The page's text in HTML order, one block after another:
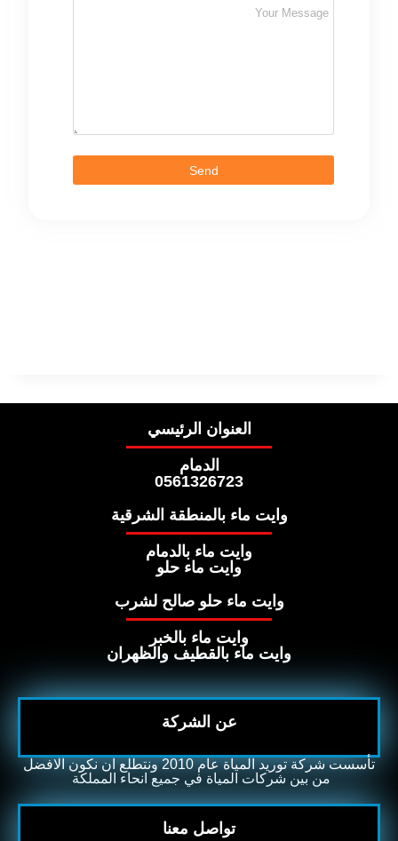
Send
العنوان الرئيسي
الدمام
0561326723
وايت ماء بالمنطقة الشرقية
وايت ماء بالدمام
وايت ماء حلو
وايت ماء حلو صالح لشرب
وايت ماء بالخبر
وايت ماء بالقطيف والظهران
عن الشركة
تأسست شركة توريد المياة عام 2010 ونتطلع ان نكون الافضل
من بين شركات المياة في جميع انحاء المملكة ​
تواصل معنا